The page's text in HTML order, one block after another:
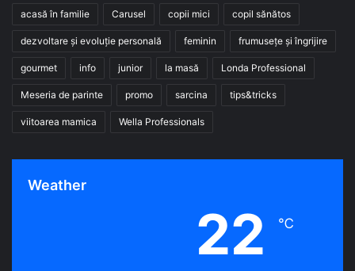
acasă în familie Carusel copii mici copil sănătos
dezvoltare și evoluție personală feminin frumusețe și îngrijire
gourmet info junior la masă Londa Professional
Meseria de parinte promo sarcina tips&tricks
viitoarea mamica Wella Professionals
Weather
22 ℃